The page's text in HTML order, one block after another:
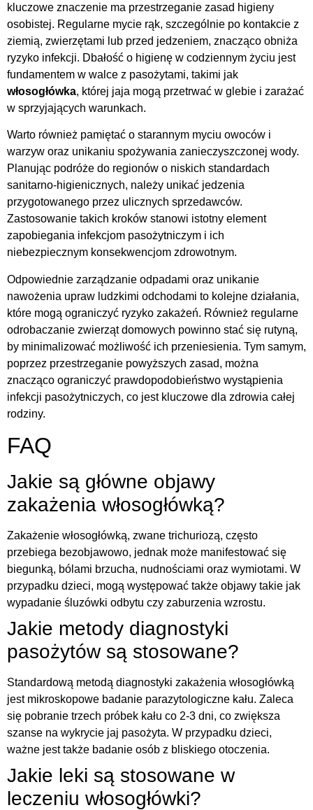
kluczowe znaczenie ma przestrzeganie zasad higieny
osobistej. Regularne mycie rąk, szczególnie po kontakcie z
ziemią, zwierzętami lub przed jedzeniem, znacząco obniża
ryzyko infekcji. Dbałość o higienę w codziennym życiu jest
fundamentem w walce z pasożytami, takimi jak
włosogłówka, której jaja mogą przetrwać w glebie i zarażać
w sprzyjających warunkach.
Warto również pamiętać o starannym myciu owoców i
warzyw oraz unikaniu spożywania zanieczyszczonej wody.
Planując podróże do regionów o niskich standardach
sanitarno-higienicznych, należy unikać jedzenia
przygotowanego przez ulicznych sprzedawców.
Zastosowanie takich kroków stanowi istotny element
zapobiegania infekcjom pasożytniczym i ich
niebezpiecznym konsekwencjom zdrowotnym.
Odpowiednie zarządzanie odpadami oraz unikanie
nawożenia upraw ludzkimi odchodami to kolejne działania,
które mogą ograniczyć ryzyko zakażeń. Również regularne
odrobaczanie zwierząt domowych powinno stać się rutyną,
by minimalizować możliwość ich przeniesienia. Tym samym,
poprzez przestrzeganie powyższych zasad, można
znacząco ograniczyć prawdopodobieństwo wystąpienia
infekcji pasożytniczych, co jest kluczowe dla zdrowia całej
rodziny.
FAQ
Jakie są główne objawy
zakażenia włosogłówką?
Zakażenie włosogłówką, zwane trichuriozą, często
przebiega bezobjawowo, jednak może manifestować się
biegunką, bólami brzucha, nudnościami oraz wymiotami. W
przypadku dzieci, mogą występować także objawy takie jak
wypadanie śluzówki odbytu czy zaburzenia wzrostu.
Jakie metody diagnostyki
pasożytów są stosowane?
Standardową metodą diagnostyki zakażenia włosogłówką
jest mikroskopowe badanie parazytologiczne kału. Zaleca
się pobranie trzech próbek kału co 2-3 dni, co zwiększa
szanse na wykrycie jaj pasożyta. W przypadku dzieci,
ważne jest także badanie osób z bliskiego otoczenia.
Jakie leki są stosowane w
leczeniu włosogłówki?